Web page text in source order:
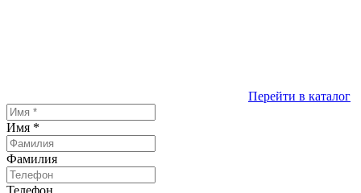
Перейти в каталог
Имя *
Фамилия